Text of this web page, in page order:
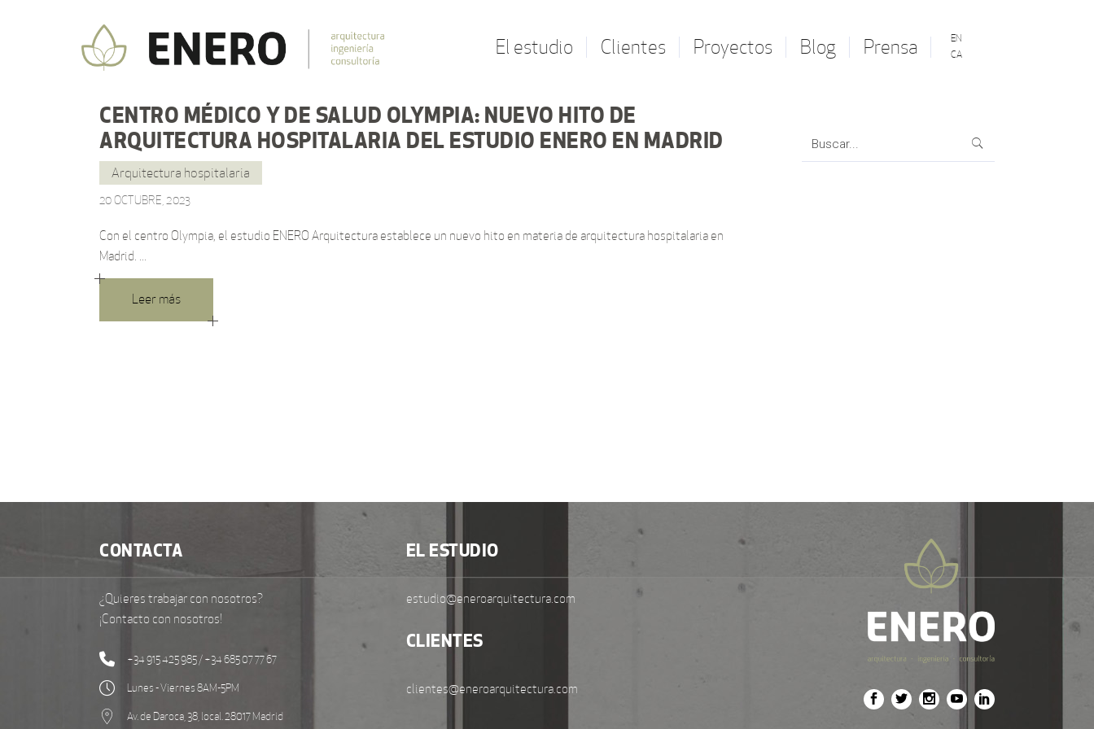
El estudio Clientes Proyectos Blog Prensa
EN
CA
CENTRO MÉDICO Y DE SALUD OLYMPIA: NUEVO HITO DE
ARQUITECTURA HOSPITALARIA DEL ESTUDIO ENERO EN MADRID
Arquitectura hospitalaria
20 OCTUBRE, 2023
Con el centro Olympia, el estudio ENERO Arquitectura establece un nuevo hito en materia de arquitectura hospitalaria en
Madrid.
Leer más
Search
CONTACTA
¿Quieres trabajar con nosotros?
¡Contacto con nosotros!
+34 915 425 985 / +34 685 07 77 67
Lunes - Viernes 8AM-5PM
Av. de Daroca, 38, local. 28017 Madrid
EL ESTUDIO
estudio@eneroarquitectura.com
CLIENTES
clientes@eneroarquitectura.com